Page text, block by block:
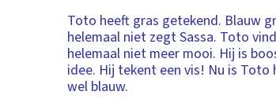
Toto heeft gras getekend. Blauw
helemaal niet zegt Sassa. Toto
helemaal niet meer mooi. Hij is
idee. Hij tekent een vis! Nu is Toto
wel blauw.